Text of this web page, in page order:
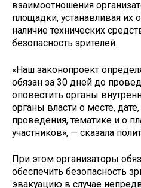
взаимоотношения
площадки, устанавливая их
наличие технических
безопасность зрителей.
«Наш законопроект
обязан за 30 дней до
оповестить органы
органы власти о месте,
проведения, тематике и о
участников», — сказала
При этом организаторы
обеспечить безопасность
эвакуацию в случае